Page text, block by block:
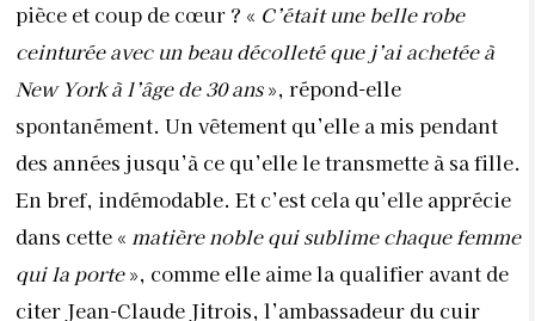
pièce et coup de cœur ? « C’était une belle robe
ceinturée avec un beau décolleté que j’ai achetée à
New York à l’âge de 30 ans», répond-elle
spontanément. Un vêtement qu’elle a mis pendant
des années jusqu’à ce qu’elle le transmette à sa fille.
En bref, indémodable. Et c’est cela qu’elle apprécie
dans cette « matière noble qui sublime chaque femme
qui la porte», comme elle aime la qualifier avant de
citer Jean-Claude Jitrois, l’ambassadeur du cuir